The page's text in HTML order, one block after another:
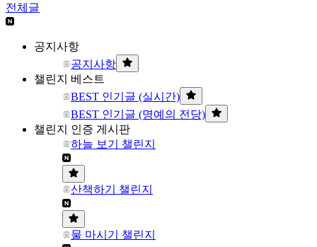
전체글
공지사항
공지사항
챌린지 베스트
BEST 인기글 (실시간)
BEST 인기글 (명예의 전당)
챌린지 인증 게시판
하늘 보기 챌린지
산책하기 챌린지
물 마시기 챌린지